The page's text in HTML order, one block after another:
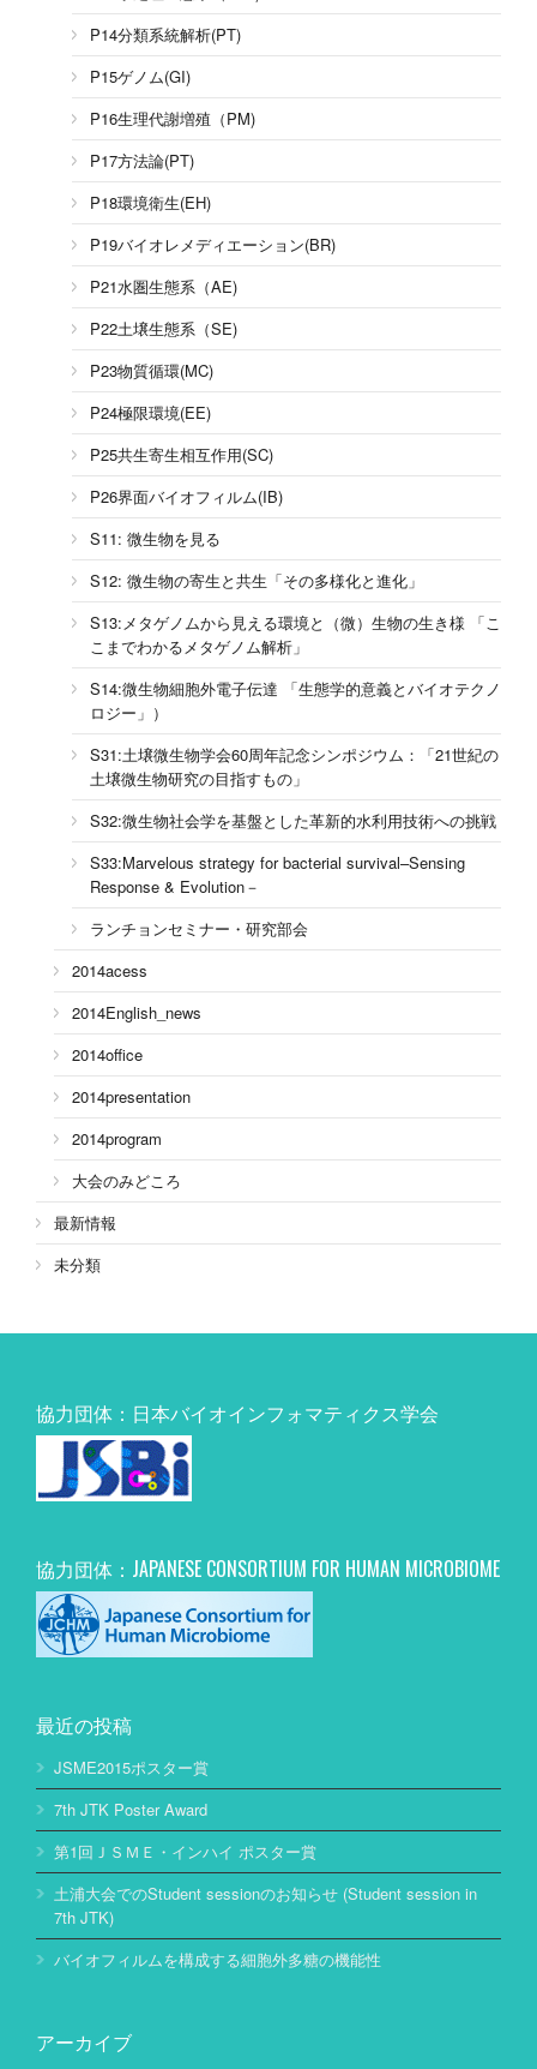
P14分類系統解析(PT)
P15ゲノム(GI)
P16生理代謝増殖（PM)
P17方法論(PT)
P18環境衛生(EH)
P19バイオレメディエーション(BR)
P21水圏生態系（AE)
P22土壌生態系（SE)
P23物質循環(MC)
P24極限環境(EE)
P25共生寄生相互作用(SC)
P26界面バイオフィルム(IB)
S11: 微生物を見る
S12: 微生物の寄生と共生「その多様化と進化」
S13:メタゲノムから見える環境と（微）生物の生き様 「こ
こまでわかるメタゲノム解析」
S14:微生物細胞外電子伝達 「生態学的意義とバイオテクノ
ロジー」）
S31:土壌微生物学会60周年記念シンポジウム：「21世紀の
土壌微生物研究の目指すもの」
S32:微生物社会学を基盤とした革新的水利用技術への挑戦
S33:Marvelous strategy for bacterial survival–Sensing
Response & Evolution－
ランチョンセミナー・研究部会
2014acess
2014English_news
2014office
2014presentation
2014program
大会のみどころ
最新情報
未分類
協力団体：日本バイオインフォマティクス学会
協力団体：JAPANESE CONSORTIUM FOR HUMAN MICROBIOME
最近の投稿
JSME2015ポスター賞
7th JTK Poster Award
第1回ＪＳＭＥ・インハイ ポスター賞
土浦大会でのStudent sessionのお知らせ (Student session in
7th JTK)
バイオフィルムを構成する細胞外多糖の機能性
アーカイブ